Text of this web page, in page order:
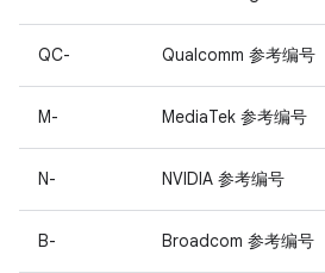
QC- Qualcomm 参考编号
M- MediaTek 参考编号
N- NVIDIA 参考编号
B- Broadcom 参考编号